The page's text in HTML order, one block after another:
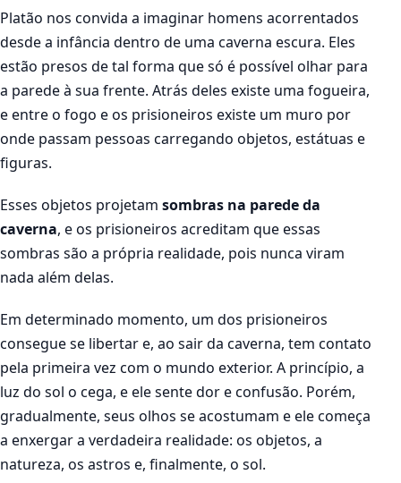
Platão nos convida a imaginar homens acorrentados
desde a infância dentro de uma caverna escura. Eles
estão presos de tal forma que só é possível olhar para
a parede à sua frente. Atrás deles existe uma fogueira,
e entre o fogo e os prisioneiros existe um muro por
onde passam pessoas carregando objetos, estátuas e
figuras.
Esses objetos projetam sombras na parede da
caverna, e os prisioneiros acreditam que essas
sombras são a própria realidade, pois nunca viram
nada além delas.
Em determinado momento, um dos prisioneiros
consegue se libertar e, ao sair da caverna, tem contato
pela primeira vez com o mundo exterior. A princípio, a
luz do sol o cega, e ele sente dor e confusão. Porém,
gradualmente, seus olhos se acostumam e ele começa
a enxergar a verdadeira realidade: os objetos, a
natureza, os astros e, finalmente, o sol.